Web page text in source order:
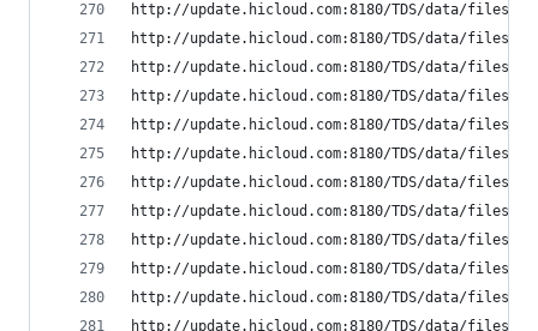
http://update.hicloud.com:8180/TDS/data/files/p9/
http://update.hicloud.com:8180/TDS/data/files/p9/
http://update.hicloud.com:8180/TDS/data/files/p9/
http://update.hicloud.com:8180/TDS/data/files/p9/
http://update.hicloud.com:8180/TDS/data/files/
http://update.hicloud.com:8180/TDS/data/files/p9/
http://update.hicloud.com:8180/TDS/data/files/p9/
http://update.hicloud.com:8180/TDS/data/files/p9/
http://update.hicloud.com:8180/TDS/data/files/p9/
http://update.hicloud.com:8180/TDS/data/files/p9/
http://update.hicloud.com:8180/TDS/data/files/p9/
http://update.hicloud.com:8180/TDS/data/files/p9/